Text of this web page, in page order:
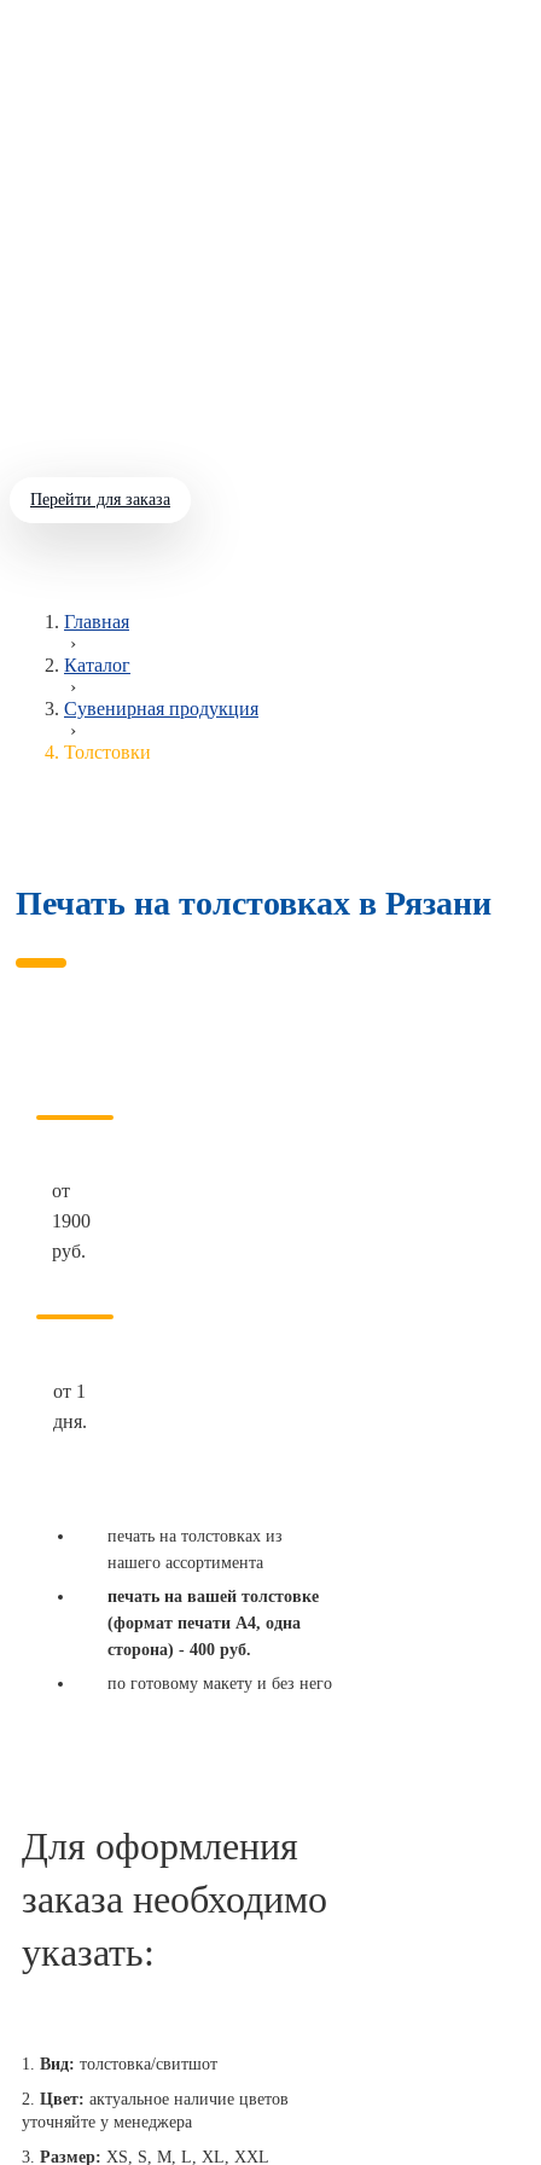
Перейти для заказа
Главная
›
Каталог
›
Сувенирная продукция
›
Толстовки
Печать на толстовках в Рязани
от
1900
руб.
от 1
дня.
печать на толстовках из
нашего ассортимента
печать на вашей толстовке
(формат печати А4, одна
сторона) - 400 руб.
по готовому макету и без него
Для оформления
заказа необходимо
указать:
1. Вид: толстовка/свитшот
2. Цвет: актуальное наличие цветов
уточняйте у менеджера
3. Размер: XS, S, M, L, XL, XXL